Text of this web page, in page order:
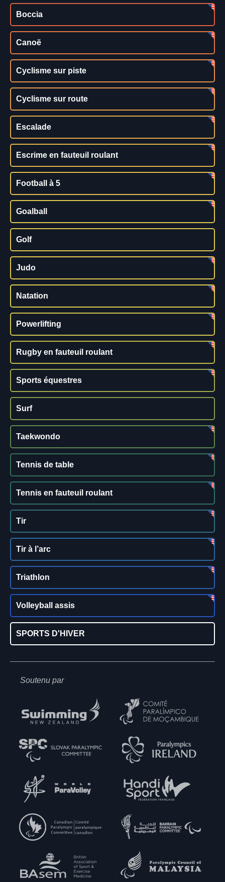
Boccia
Canoë
Cyclisme sur piste
Cyclisme sur route
Escalade
Escrime en fauteuil roulant
Football à 5
Goalball
Golf
Judo
Natation
Powerlifting
Rugby en fauteuil roulant
Sports équestres
Surf
Taekwondo
Tennis de table
Tennis en fauteuil roulant
Tir
Tir à l’arc
Triathlon
Volleyball assis
SPORTS D'HIVER
Soutenu par